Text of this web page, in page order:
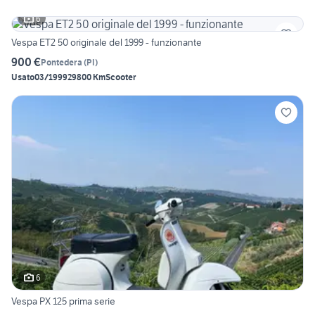
6
Vespa ET2 50 originale del 1999 - funzionante
900 €Pontedera (PI)
Usato03/199929800 KmScooter
6
Vespa PX 125 prima serie